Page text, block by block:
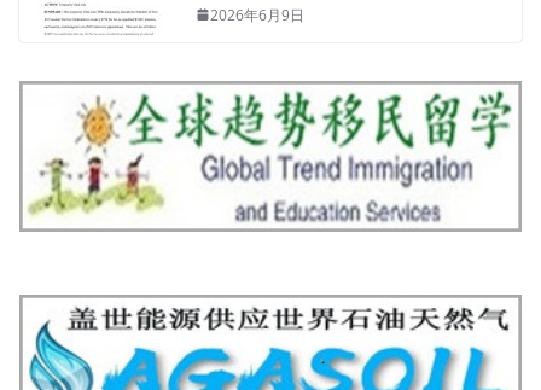
2026年6月9日